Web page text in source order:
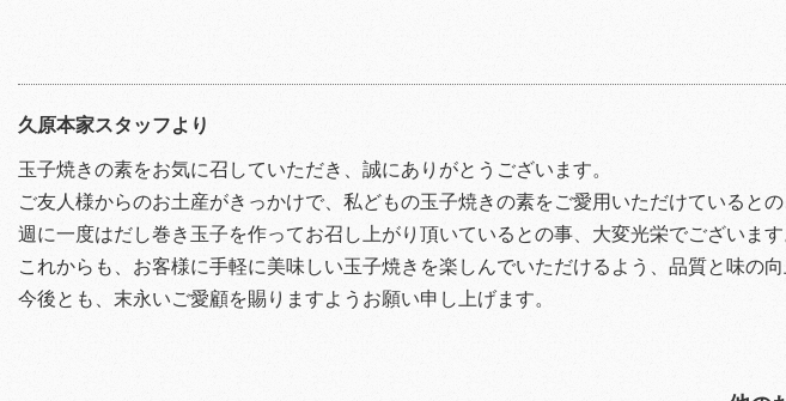
久原本家スタッフより
玉子焼きの素をお気に召していただき、誠にありがとうございます。
ご友人様からのお土産がきっかけで、私どもの玉子焼きの素をご愛用いただけているとの
週に一度はだし巻き玉子を作ってお召し上がり頂いているとの事、大変光栄でございます
これからも、お客様に手軽に美味しい玉子焼きを楽しんでいただけるよう、品質と味の向
今後とも、末永いご愛顧を賜りますようお願い申し上げます。